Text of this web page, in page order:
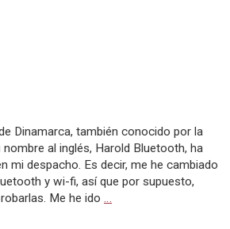
Dinamarca, también conocido por la
al inglés, Harold Bluetooth, ha
mi despacho. Es decir, me he cambiado
y wi-fi, así que por supuesto,
Me he ido …